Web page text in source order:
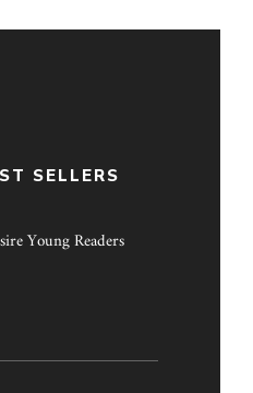
SELLERS
Young Readers